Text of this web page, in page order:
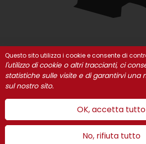
© Risoul 2021 INFORMAZIONI LEGALI
Gestione dei cookie
Questo sito utilizza i cookie e consente di
l'utilizzo di cookie o altri traccianti, ci
statistiche sulle visite e di garantirvi una
sul nostro sito.
OK, accetta tutto
No, rifiuta tutto